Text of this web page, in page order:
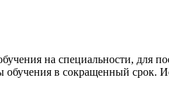
на специальности, для
обучения в сокращенный срок.